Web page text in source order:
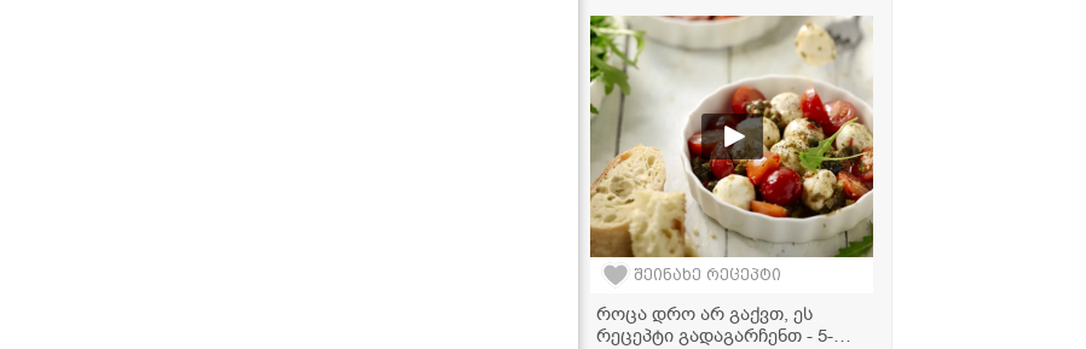
საიდუმლო დრესინგის
რეცეპტი, რომელიც გემოს
სრულად ცვლის!
შეინახე რეცეპტი
როცა დრო არ გაქვთ, ეს
რეცეპტი გადაგარჩენთ - 5-